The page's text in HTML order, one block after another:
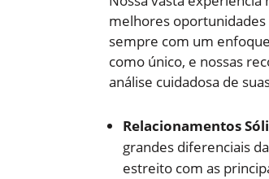
melhores oportunidades
sempre com um
como único, e nossas
análise cuidadosa de
Relacionamentos
grandes diferenciais
estreito com as